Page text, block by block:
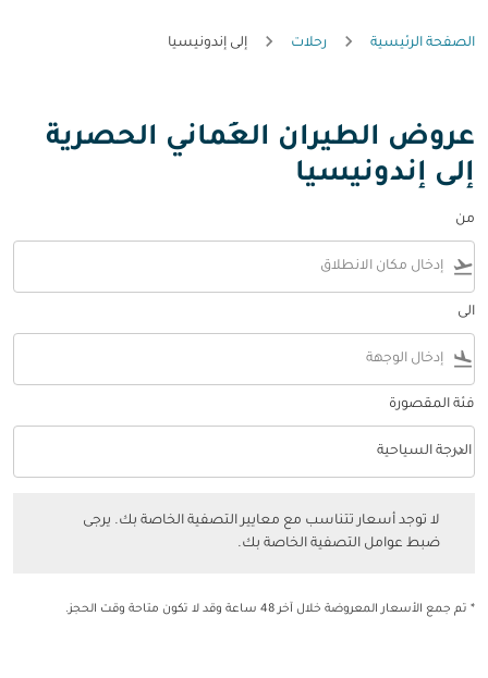
الصفحة الرئيسية رحلات إلى إندونيسيا
عروض الطيران العُماني الحصرية
إلى إندونيسيا
من
flight_takeoff
الى
flight_land
فئة المقصورة
فئة المقصورة option الدرجة السياحية Selected
الدرجة السياحية
keyboard_arrow_down
لا توجد أسعار تتناسب مع معايير التصفية الخاصة بك. يرجى
ضبط عوامل التصفية الخاصة بك.
* تم جمع الأسعار المعروضة خلال آخر 48 ساعة وقد لا تكون متاحة وقت الحجز.